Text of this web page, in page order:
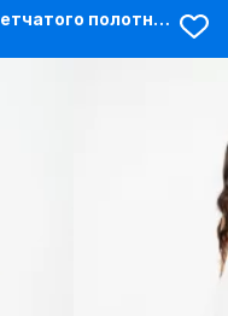
Юбка свободного кроя из сетчатого полотна с вышивкой